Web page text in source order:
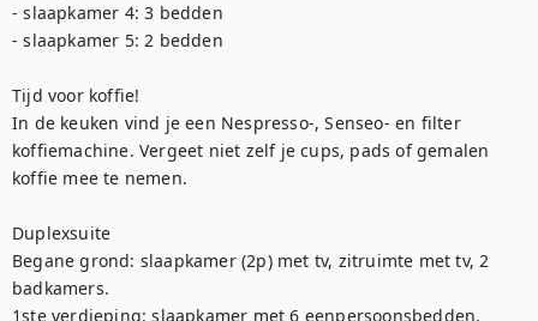
- slaapkamer 4: 3 bedden
- slaapkamer 5: 2 bedden
Tijd voor koffie!
In de keuken vind je een Nespresso-, Senseo- en filter
koffiemachine. Vergeet niet zelf je cups, pads of gemalen
koffie mee te nemen.
Duplexsuite
Begane grond: slaapkamer (2p) met tv, zitruimte met tv, 2
badkamers.
1ste verdieping: slaapkamer met 6 eenpersoonsbedden.